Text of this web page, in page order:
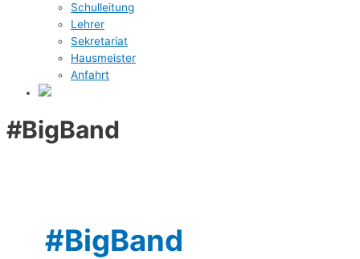
Schulleitung
Lehrer
Sekretariat
Hausmeister
Anfahrt
#BigBand
#BigBand